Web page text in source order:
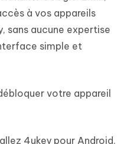
à vos appareils
sans aucune expertise
simple et
votre appareil
4ukey pour Android.